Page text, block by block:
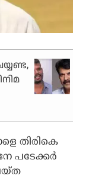
തിരികെ
പടേക്കര്‍